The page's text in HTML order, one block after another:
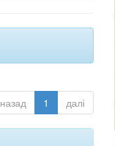
назад 1 далі